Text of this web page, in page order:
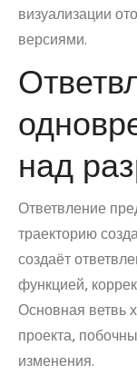
визуализации
версиями.
над
Ответвление
траекторию
создаёт
функцией,
Основная ветвь
проекта,
изменения.